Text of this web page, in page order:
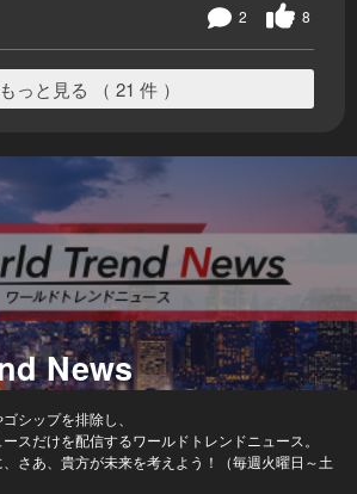
8
2
もっと見る （ 21 件 ）
News
シップを排除し、
スだけを配信するワールドトレンドニュース。
さあ、貴方が未来を考えよう！（毎週火曜日～土